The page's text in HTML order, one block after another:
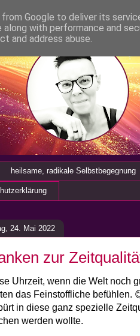
heilsame, radikale Selbstbegegnung
24. Mai 2022
zur
Uhrzeit, wenn die Welt noch
das Feinstoffliche befühlen.
in diese ganz spezielle
werden wollte.
Google to deliver its
along with performance and
and address abuse.